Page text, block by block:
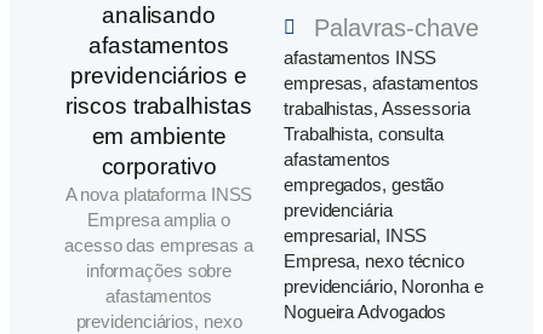
A nova plataforma INSS
Empresa amplia o
acesso das empresas a
informações sobre
afastamentos
previdenciários, nexo
Palavras-chave
afastamentos INSS
empresas,afastamentos
trabalhistas, Assessoria
Trabalhista, consulta
afastamentos
empregados, gestão
previdenciária
empresarial, INSS
Empresa, nexo técnico
previdenciário, Noronha e
Nogueira Advogados